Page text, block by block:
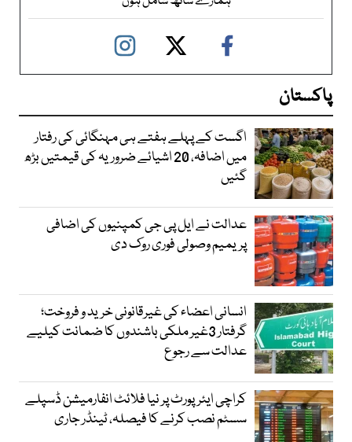
پاکستان
اگست کے پہلے ہفتے ہی مہنگائی کی رفتار
میں اضافہ، 20 اشیائے ضروریہ کی قیمتیں بڑھ
گئیں
عدالت نے ایل پی جی کمپنیوں کی اضافی
پریمیم وصولی فوری روک دی
انسانی اعضاء کی غیرقانونی خرید و فروخت؛
گرفتار 3غیر ملکی باشندوں کا ضمانت کیلیے
عدالت سے رجوع
کراچی ایئرپورٹ پر نیا فلائٹ انفارمیشن ڈسپلے
سسٹم نصب کرنے کا فیصلہ، ٹینڈر جاری